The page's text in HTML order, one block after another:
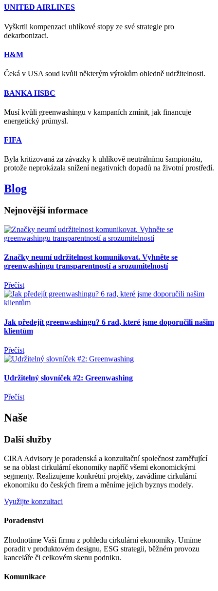
UNITED AIRLINES
Vyškrtli kompenzaci uhlíkové stopy ze své strategie pro
dekarbonizaci.
H&M
Čeká v USA soud kvůli některým výrokům ohledně udržitelnosti.
BANKA HSBC
Musí kvůli greenwashingu v kampaních zmínit, jak financuje
energetický průmysl.
FIFA
Byla kritizovaná za závazky k uhlíkově neutrálnímu šampionátu,
protože neprokázala snížení negativních dopadů na životní prostředí.
Blog
Nejnovější informace
Značky neumí udržitelnost komunikovat. Vyhněte se
greenwashingu transparentností a srozumitelností
Přečíst
Jak předejít greenwashingu? 6 rad, které jsme doporučili našim
klientům
Přečíst
Udržitelný slovníček #2: Greenwashing
Přečíst
Naše
Další služby
CIRA Advisory je poradenská a konzultační společnost zaměřující
se na oblast cirkulární ekonomiky napříč všemi ekonomickými
segmenty. Realizujeme konkrétní projekty, zavádíme cirkulární
ekonomiku do českých firem a měníme jejich byznys modely.
Využijte konzultaci
Poradenství
Zhodnotíme Vaši firmu z pohledu cirkulární ekonomiky. Umíme
poradit v produktovém designu, ESG strategii, běžném provozu
kanceláře či celkovém skenu podniku.
Komunikace